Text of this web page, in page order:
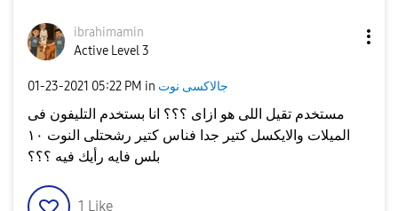
ibrahimamin
Active Level 3
‎01-23-2021 05:22 PM in جالاكسى نوت
مستخدم تقيل اللى هو ازاى ؟؟؟ انا بستخدم التليفون فى
الميلات والايكسل كتير جدا فناس كتير رشحتلى النوت ١٠
بلس فايه رأيك فيه ؟؟؟
1 Like